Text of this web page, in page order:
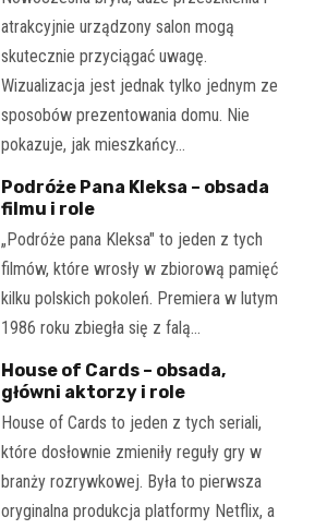
atrakcyjnie urządzony salon mogą
skutecznie przyciągać uwagę.
Wizualizacja jest jednak tylko jednym ze
sposobów prezentowania domu. Nie
pokazuje, jak mieszkańcy…
Podróże Pana Kleksa – obsada
filmu i role
„Podróże pana Kleksa" to jeden z tych
filmów, które wrosły w zbiorową pamięć
kilku polskich pokoleń. Premiera w lutym
1986 roku zbiegła się z falą…
House of Cards – obsada,
główni aktorzy i role
House of Cards to jeden z tych seriali,
które dosłownie zmieniły reguły gry w
branży rozrywkowej. Była to pierwsza
oryginalna produkcja platformy Netflix, a